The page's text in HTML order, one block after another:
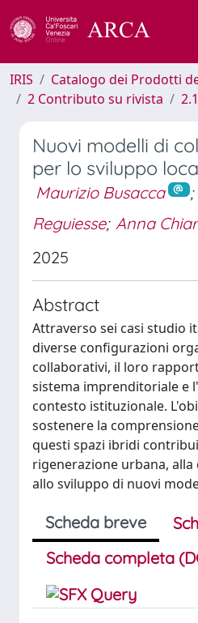
IRIS
Catalogo dei Prodotti
2 Contributo su rivista
Nuovi modelli di
per lo sviluppo
Maurizio Busacca ;
Reguiesse; Anna
2025
Abstract
Attraverso sei casi studio
diverse configurazioni
collaborativi, il loro
sistema imprenditoriale e
contesto istituzionale.
sostenere la
questi spazi ibridi
rigenerazione urbana, alla
allo sviluppo di nuovi
Scheda breve
Scheda completa